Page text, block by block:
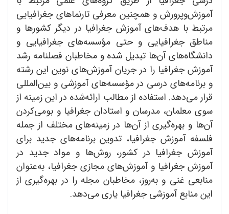
آموزش‌وپرورش و همچنین معرفی تارنماهای جغرافیایی
مرتبط با هدف‌های آموزش جغرافیا در دیگر کشورها و
مناطق جغرافیایی و حتی مؤسسه‌های جغرافیایی و
دانشگاه‌های آن‌ها تبدیل شده و مخاطبان فصلنامه رشد
آموزش جغرافیا را در جریان آموزش‌های نوین این رشته
و برنامه‌های درسی در مؤسسه‌های آموزشی و بین‌المللی
قرار می‌دهد. استفاده از مطالب ارائه‌شده در این زمینه از
سوی معلمان، مدرسان و استادان جغرافیا و بومی‌کردن
آن‌ها و بهره‌گیری از آن‌ها در زمینه‌های مختلف از جمله
فلسفه آموزش جغرافیا، تدوین برنامه‌های جدید برای
آموزش جغرافیا در کشور، روش‌ها و مواد جدید در
آموزش جغرافیا و آموزش‌های مجازی جغرافیا، به‌عنوان
منابعی غنی و به‌روز، مخاطبان مجله را در بهره‌گیری از
این منابع آموزشی جغرافیا یاری می‌دهد.